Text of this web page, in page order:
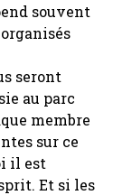
souvent
seront
au parc
membre
sur ce
il est
Et si les